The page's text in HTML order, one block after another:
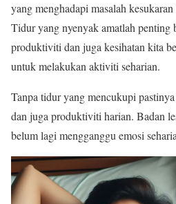
yang menghadapi masalah
Tidur yang nyenyak amatlah penting
produktiviti dan juga kesihatan kita
untuk melakukan aktiviti seharian.
Tanpa tidur yang mencukupi
dan juga produktiviti harian. Badan
belum lagi mengganggu emosi